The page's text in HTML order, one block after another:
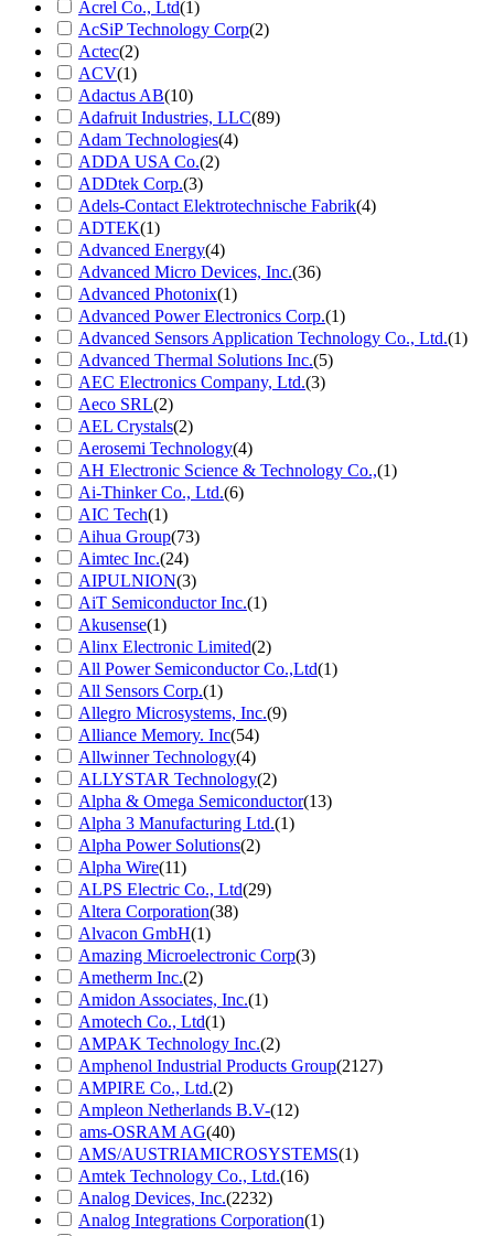
Acrel Co., Ltd(1)
AcSiP Technology Corp(2)
Actec(2)
ACV(1)
Adactus AB(10)
Adafruit Industries, LLC(89)
Adam Technologies(4)
ADDA USA Co.(2)
ADDtek Corp.(3)
Adels-Contact Elektrotechnische Fabrik(4)
ADTEK(1)
Advanced Energy(4)
Advanced Micro Devices, Inc.(36)
Advanced Photonix(1)
Advanced Power Electronics Corp.(1)
Advanced Sensors Application Technology Co., Ltd.(1)
Advanced Thermal Solutions Inc.(5)
AEC Electronics Company, Ltd.(3)
Aeco SRL(2)
AEL Crystals(2)
Aerosemi Technology(4)
AH Electronic Science & Technology Co.,(1)
Ai-Thinker Co., Ltd.(6)
AIC Tech(1)
Aihua Group(73)
Aimtec Inc.(24)
AIPULNION(3)
AiT Semiconductor Inc.(1)
Akusense(1)
Alinx Electronic Limited(2)
All Power Semiconductor Co.,Ltd(1)
All Sensors Corp.(1)
Allegro Microsystems, Inc.(9)
Alliance Memory. Inc(54)
Allwinner Technology(4)
ALLYSTAR Technology(2)
Alpha & Omega Semiconductor(13)
Alpha 3 Manufacturing Ltd.(1)
Alpha Power Solutions(2)
Alpha Wire(11)
ALPS Electric Co., Ltd(29)
Altera Corporation(38)
Alvacon GmbH(1)
Amazing Microelectronic Corp(3)
Ametherm Inc.(2)
Amidon Associates, Inc.(1)
Amotech Co., Ltd(1)
AMPAK Technology Inc.(2)
Amphenol Industrial Products Group(2127)
AMPIRE Co., Ltd.(2)
Ampleon Netherlands B.V-(12)
ams-OSRAM AG(40)
AMS/AUSTRIAMICROSYSTEMS(1)
Amtek Technology Co., Ltd.(16)
Analog Devices, Inc.(2232)
Analog Integrations Corporation(1)